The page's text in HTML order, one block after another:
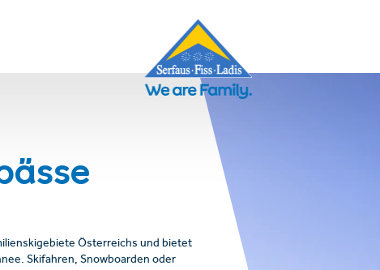
Österreichs und bietet
Skifahren, Snowboarden oder